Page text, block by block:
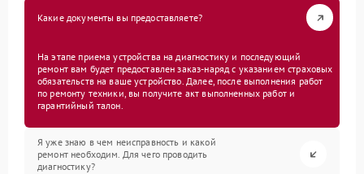
Какие документы вы предоставляете?
На этапе приема устройства на диагностику и последующий
ремонт вам будет предоставлен заказ-наряд с указанием страховых
обязательств на ваше устройство. Далее, после выполнения работ
по ремонту техники, вы получите акт выполненных работ и
гарантийный талон.
Я уже знаю в чем неисправность и какой
ремонт необходим. Для чего проводить
диагностику?